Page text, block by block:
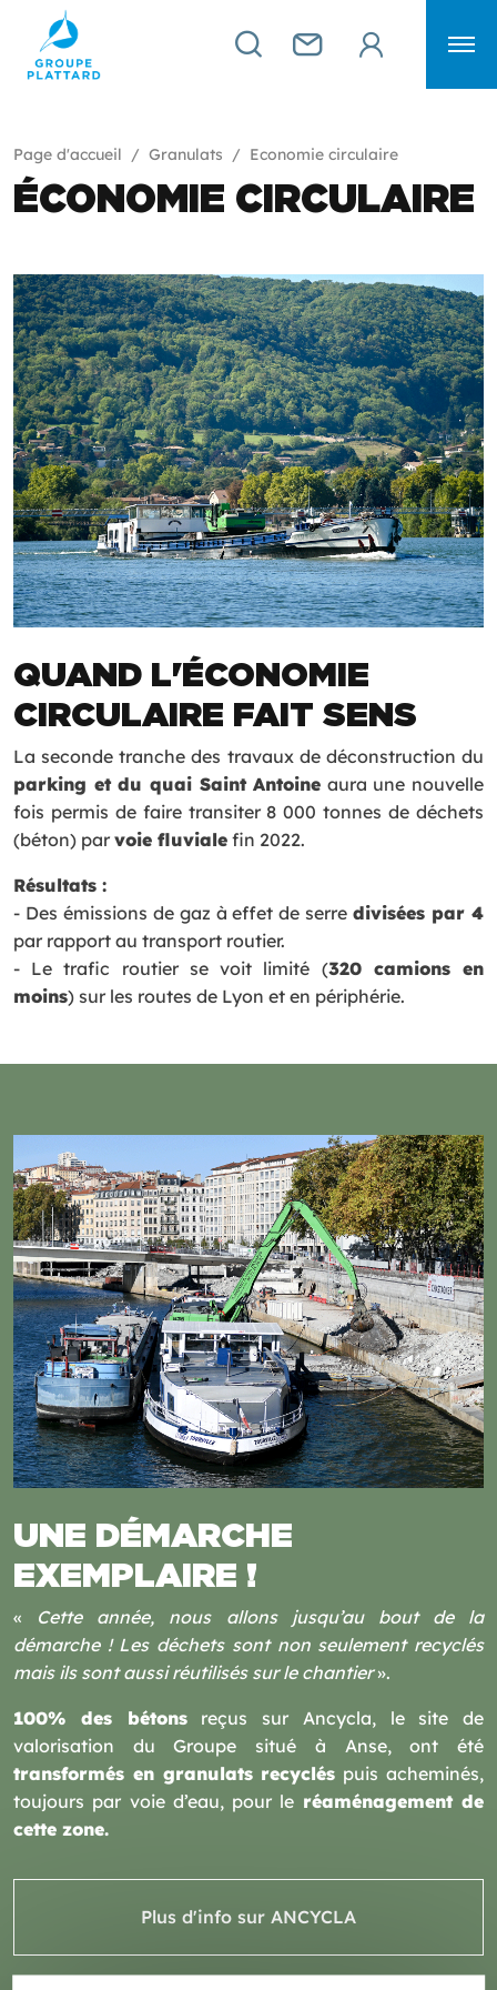
Page d'accueil Granulats Economie circulaire
ÉCONOMIE CIRCULAIRE
QUAND L'ÉCONOMIE
CIRCULAIRE FAIT SENS
La seconde tranche des travaux de déconstruction du
parking et du quai Saint Antoine aura une nouvelle
fois permis de faire transiter 8 000 tonnes de déchets
(béton) par voie fluviale fin 2022.
Résultats :
- Des émissions de gaz à effet de serredivisées par 4
par rapport au transport routier.
- Le trafic routier se voit limité (320 camions en
moins) sur les routes de Lyon et en périphérie.
UNE DÉMARCHE
EXEMPLAIRE !
« Cette année, nous allons jusqu’au bout de la
démarche ! Les déchets sont non seulement recyclés
mais ils sont aussi réutilisés sur le chantier».
100% des bétonsreçus sur Ancycla, le site de
valorisation du Groupe situé à Anse, ont été
transformés en granulats recyclés puis acheminés,
toujours par voie d’eau, pour le réaménagement de
cette zone.
Plus d'info sur ANCYCLA